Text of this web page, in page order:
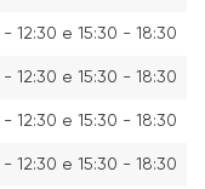
- 12:30 e 15:30 - 18:30
- 12:30 e 15:30 - 18:30
- 12:30 e 15:30 - 18:30
- 12:30 e 15:30 - 18:30